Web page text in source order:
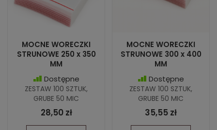
MOCNE WORECZKI
STRUNOWE 250 x 350
MM
Dostępne
ZESTAW 100 SZTUK,
GRUBE 50 MIC
28,50 zł
MOCNE WORECZKI
STRUNOWE 300 x 400
MM
Dostępne
ZESTAW 100 SZTUK,
GRUBE 50 MIC
35,55 zł